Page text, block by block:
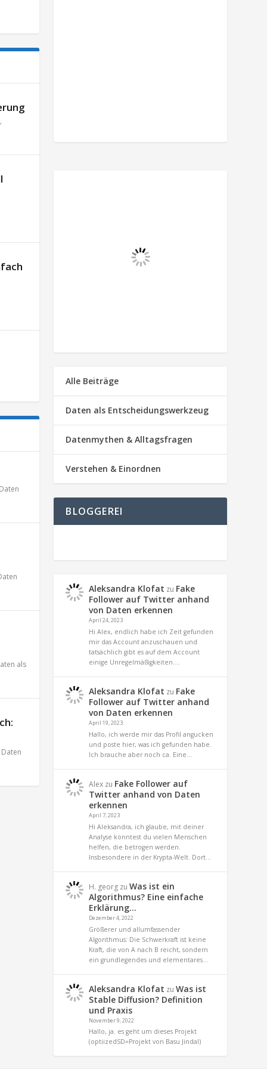
,
Daten
als
Daten
Alle Beiträge
Daten als Entscheidungswerkzeug
Datenmythen & Alltagsfragen
Verstehen & Einordnen
BLOGGEREI
Aleksandra Klofat zu Fake
Follower auf Twitter anhand
von Daten erkennen
April 24, 2023
Hi Alex, endlich habe ich Zeit gefunden
mir das Account anzuschauen und
tatsächlich gibt es auf dem Account
einige Unregelmäßigkeiten.…
Aleksandra Klofat zu Fake
Follower auf Twitter anhand
von Daten erkennen
April 19, 2023
Hallo, ich werde mir das Profil angucken
und poste hier, was ich gefunden habe.
Ich brauche aber noch ca. Eine…
Alex zu Fake Follower auf
Twitter anhand von Daten
erkennen
April 7, 2023
Hi Aleksandra, ich glaube, mit deiner
Analyse könntest du vielen Menschen
helfen, die betrogen werden.
Insbesondere in der Krypta-Welt. Dort…
H. georg zuWas ist ein
Algorithmus? Eine einfache
Erklärung…
Dezember 4, 2022
Größerer und allumfassender
Algorithmus: Die Schwerkraft ist keine
Kraft, die von A nach B reicht, sondern
ein grundlegendes und elementares…
Aleksandra Klofat zuWas ist
Stable Diffusion? Definition
und Praxis
November 9, 2022
Hallo, ja. es geht um dieses Projekt
(optiizedSD=Projekt von Basu Jindal)